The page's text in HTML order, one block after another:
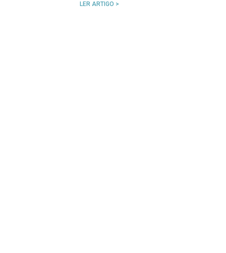
LER ARTIGO >